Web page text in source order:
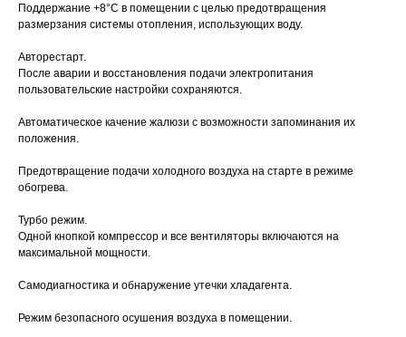
Поддержание +8°C в помещении с целью предотвращения
размерзания системы отопления, использующих воду.
Авторестарт.
После аварии и восстановления подачи электропитания
пользовательские настройки сохраняются.
Автоматическое качение жалюзи с возможности запоминания их
положения.
Предотвращение подачи холодного воздуха на старте в режиме
обогрева.
Турбо режим.
Одной кнопкой компрессор и все вентиляторы включаются на
максимальной мощности.
Самодиагностика и обнаружение утечки хладагента.
Режим безопасного осушения воздуха в помещении.